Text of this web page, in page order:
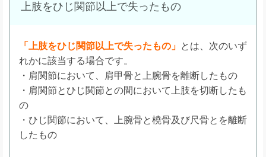
上肢をひじ関節以上で失ったもの
「上肢をひじ関節以上で失ったもの」 とは、次のいず
れかに該当する場合です。
・肩関節において、肩甲骨と上腕骨を離断したもの
・肩関節とひじ関節との間において上肢を切断したも
の
・ひじ関節において、上腕骨と橈骨及び尺骨とを離断
したもの